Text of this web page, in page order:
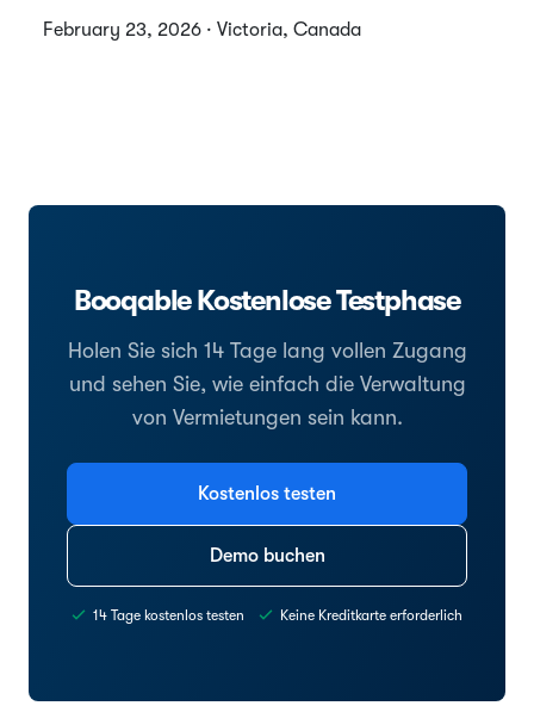
February 23, 2026 · Victoria, Canada
Booqable Kostenlose Testphase
Holen Sie sich 14 Tage lang vollen Zugang
und sehen Sie, wie einfach die Verwaltung
von Vermietungen sein kann.
Kostenlos testen
Demo buchen
14 Tage kostenlos testen Keine Kreditkarte erforderlich